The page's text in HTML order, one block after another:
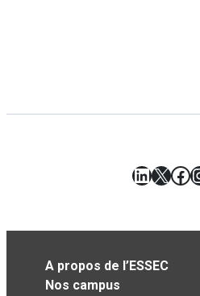
X
A propos de l’ESSEC
Nos campus